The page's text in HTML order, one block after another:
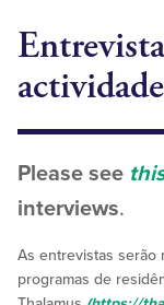
Please see
interviews.
As entrevistas serão
programas de